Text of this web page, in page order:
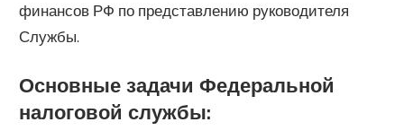
финансов РФ по представлению руководителя
Службы.
Основные задачи Федеральной
налоговой службы: